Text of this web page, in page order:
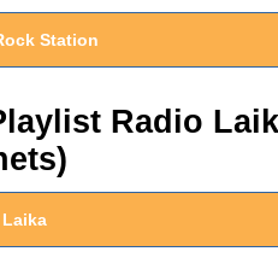
Station
Radio